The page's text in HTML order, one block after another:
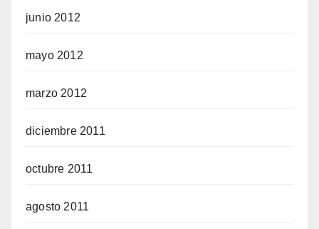
junio 2012
mayo 2012
marzo 2012
diciembre 2011
octubre 2011
agosto 2011